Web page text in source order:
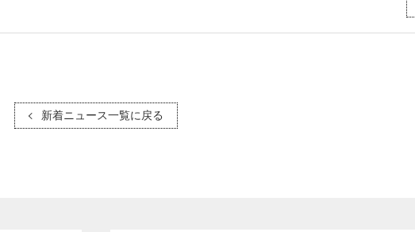
新着ニュース一覧に戻る